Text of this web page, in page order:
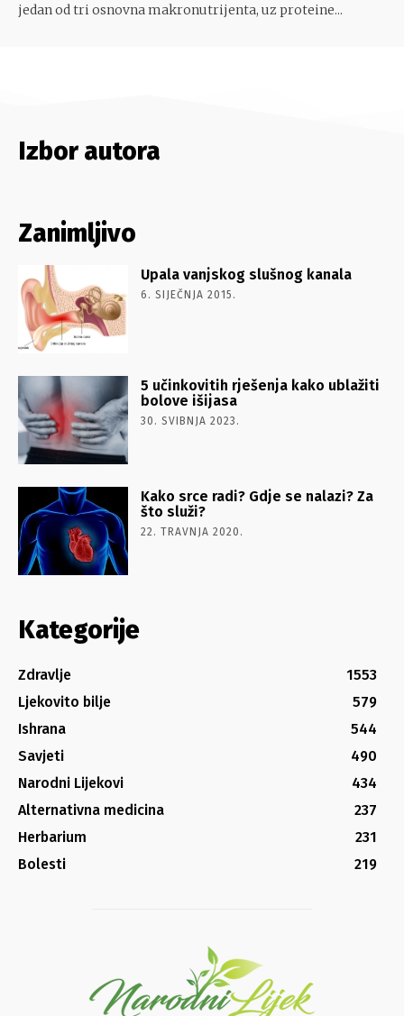
jedan od tri osnovna makronutrijenta, uz proteine...
Izbor autora
Zanimljivo
Upala vanjskog slušnog kanala
6. SIJEČNJA 2015.
5 učinkovitih rješenja kako ublažiti
bolove išijasa
30. SVIBNJA 2023.
Kako srce radi? Gdje se nalazi? Za
što služi?
22. TRAVNJA 2020.
Kategorije
Zdravlje
1553
Ljekovito bilje
579
Ishrana
544
Savjeti
490
Narodni Lijekovi
434
Alternativna medicina
237
Herbarium
231
Bolesti
219